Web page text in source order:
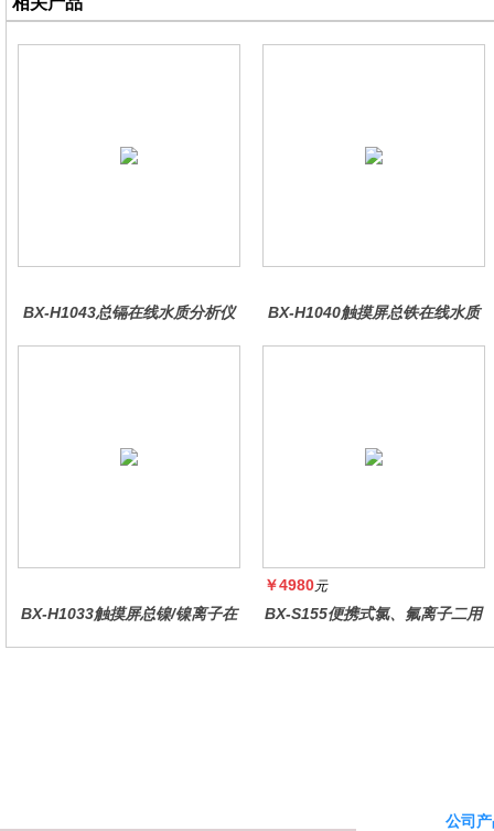
BX-H1043总镉在线水质分析仪
BX-H1040触摸屏总铁在线水质
BX-H1033触摸屏总镍/镍离子在
￥4980元
BX-S155便携式氯、氟离子二用
公司